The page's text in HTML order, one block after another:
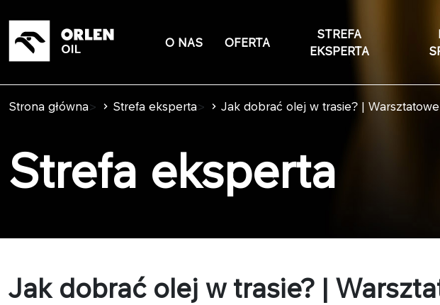
O NAS OFERTA
STREFA
EKSPERTA
Strona główna> Strefa eksperta> Jak dobrać olej w trasie? |
Strefa eksperta
Jak dobrać olej w trasie? |